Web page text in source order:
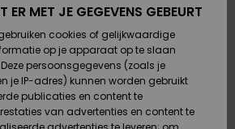
Schoenen &
Slippers
Surf /
Water
Schoenen &
Slippers
Surf /
Water
Highlights
Snow
Surf Shop
Highlights
Community
Snow Shop
Dames
Snow Shop
Kinderen
VROUW
OUTLET
Retouren
Betaling
Giftcard
ER MET JE GEGEVENS GEBEURT
cookies of gelijkwaardige
op je apparaat op te slaan
persoonsgegevens (zoals je
je IP-adres) kunnen worden gebruikt
publicaties en content te
van advertenties en content te